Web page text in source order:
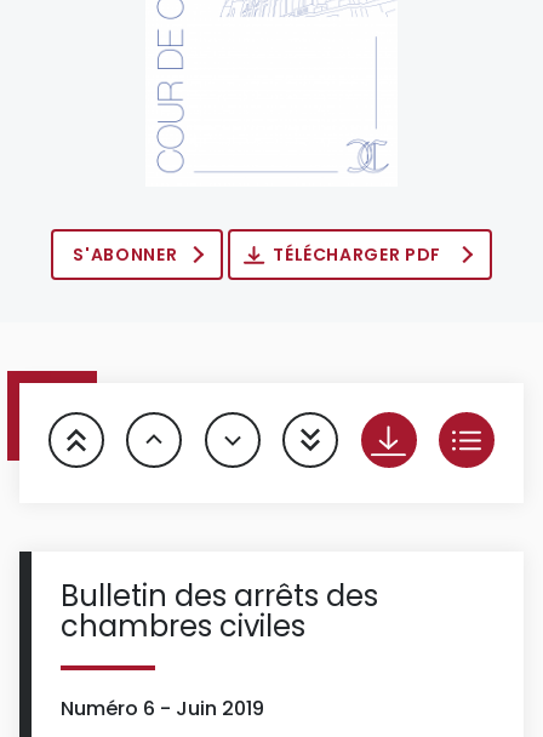
S'ABONNER TÉLÉCHARGER PDF
Bulletin des arrêts des
chambres civiles
Numéro 6 - Juin 2019